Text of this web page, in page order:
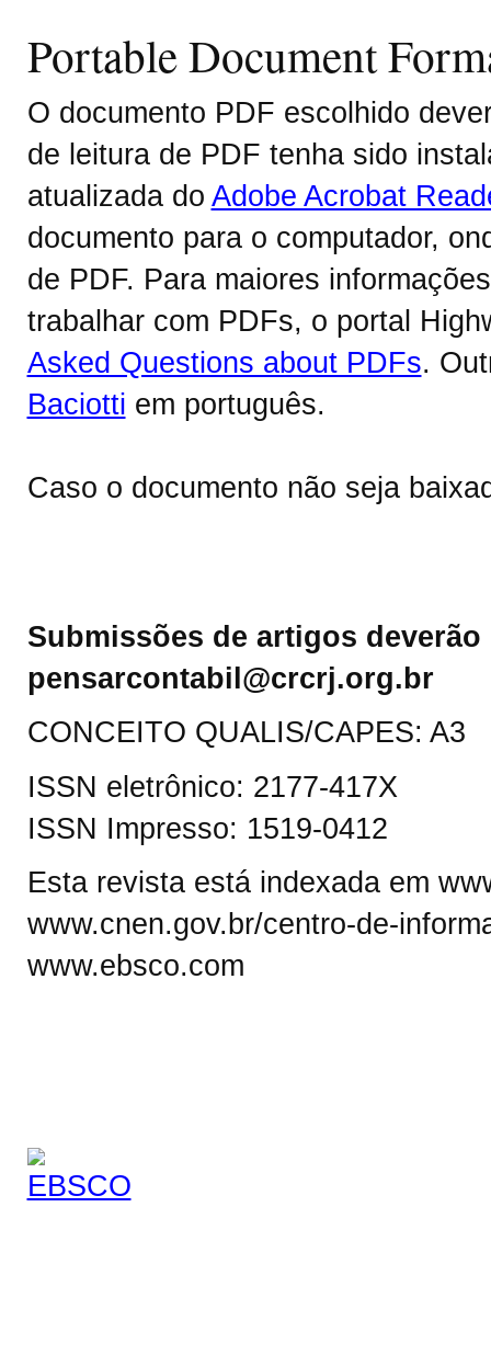
Portable Document
O documento PDF escolhido
de leitura de PDF tenha sido
atualizada do Adobe Acrobat
documento para o computador,
de PDF. Para maiores
trabalhar com PDFs, o portal
Asked Questions about PDFs.
Baciotti em português.
Caso o documento não seja
Submissões de artigos
pensarcontabil@crcrj.org.br
CONCEITO QUALIS/CAPES: A3
ISSN eletrônico: 2177-417X
ISSN Impresso: 1519-0412
Esta revista está indexada em
www.cnen.gov.br/centro-de-
www.ebsco.com